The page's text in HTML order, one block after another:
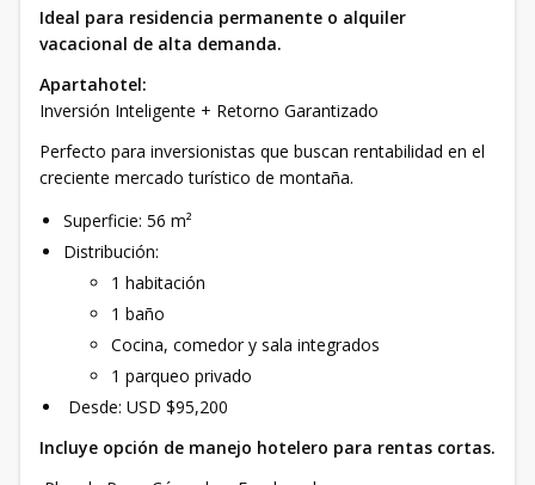
Ideal para residencia permanente o alquiler
vacacional de alta demanda.
Apartahotel:
Inversión Inteligente + Retorno Garantizado
Perfecto para inversionistas que buscan rentabilidad en el
creciente mercado turístico de montaña.
Superficie: 56 m²
Distribución:
1 habitación
1 baño
Cocina, comedor y sala integrados
1 parqueo privado
Desde: USD $95,200
Incluye opción de manejo hotelero para rentas cortas.